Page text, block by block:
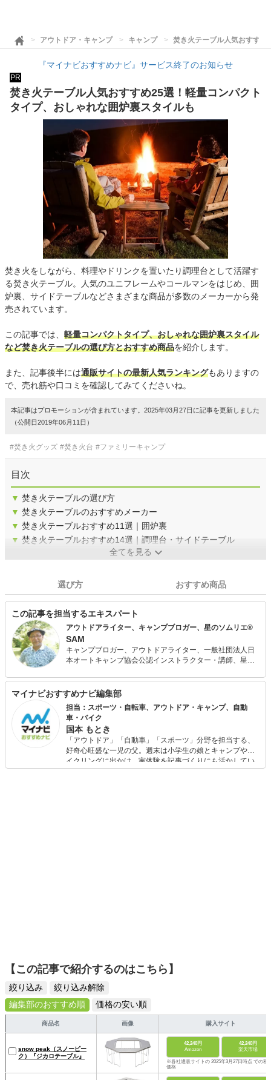
アウトドア・キャンプ キャンプ 焚き火テーブル人気おすすめ
『マイナビおすすめナビ』サービス終了のお知らせ
PR
焚き火テーブル人気おすすめ25選！軽量コンパクト
タイプ、おしゃれな囲炉裏スタイルも
焚き火をしながら、料理やドリンクを置いたり調理台として活躍す
る焚き火テーブル。人気のユニフレームやコールマンをはじめ、囲
炉裏、サイドテーブルなどさまざまな商品が多数のメーカーから発
売されています。
この記事では、 軽量コンパクトタイプ、おしゃれな囲炉裏スタイル
など焚き火テーブルの選び方とおすすめ商品を紹介します。
また、記事後半には通販サイトの最新人気ランキングもありますの
で、売れ筋や口コミを確認してみてくださいね。
本記事はプロモーションが含まれています。2025年03月27日に記事を更新しました
（公開日2019年06月11日）
#焚き火グッズ #焚き火台 #ファミリーキャンプ
目次
▼ 焚き火テーブルの選び方
▼ 焚き火テーブルのおすすめメーカー
▼ 焚き火テーブルおすすめ11選｜囲炉裏
▼ 焚き火テーブルおすすめ14選｜調理台・サイドテーブル
全てを見る
選び方 おすすめ商品
この記事を担当するエキスパート
アウトドアライター、キャンプブロガー、星のソムリエ®
SAM
キャンプブロガー、アウトドアライター、一般社団法人日
本オートキャンプ協会公認インストラクター・講師、星の
機器メーカーマーケティングディレクター。 アウトドア
誌、WEBマガジン、企業広報誌、新聞などへの取材協力・
執筆活動、CMコーディネートを行っている傍ら、キャンプ
体験・キャンプ料理レシピをまとめた自身のWEBサイト「
Sam-Home Sam-Camp / キャンプの宝物を探そう！」
（2001年開設）並びにブログ「SAMのLIFEキャンプブログ
Doors , In & Out !」（2004年開設）を運営。 サイトは通算
700万人以上に利用され、ブログ投稿数は5000記事を超え
る。 同時に、星のソムリエ®として全国のキャンプ場や観
マイナビおすすめナビ編集部
担当：スポーツ・自転車、アウトドア・キャンプ、自動
車・バイク
国本 もとき
「アウトドア」「自動車」「スポーツ」分野を担当する、
好奇心旺盛な一児の父。週末は小学生の娘とキャンプやサ
イクリングに出かけ、実体験を記事づくりにも活かしてい
ます。読者の「知りたい」を分かりやすく届けることをモ
【この記事で紹介するのはこちら】
絞り込み
絞り込み解除
編集部のおすすめ順
価格の安い順
商品名 画像 購入サイト
snow peak（スノーピー
ク）『ジカロテーブル』
42,240円
Amazon
42,240円
楽天市場
※各社通販サイトの 2025年3月27日時点 での税
価格